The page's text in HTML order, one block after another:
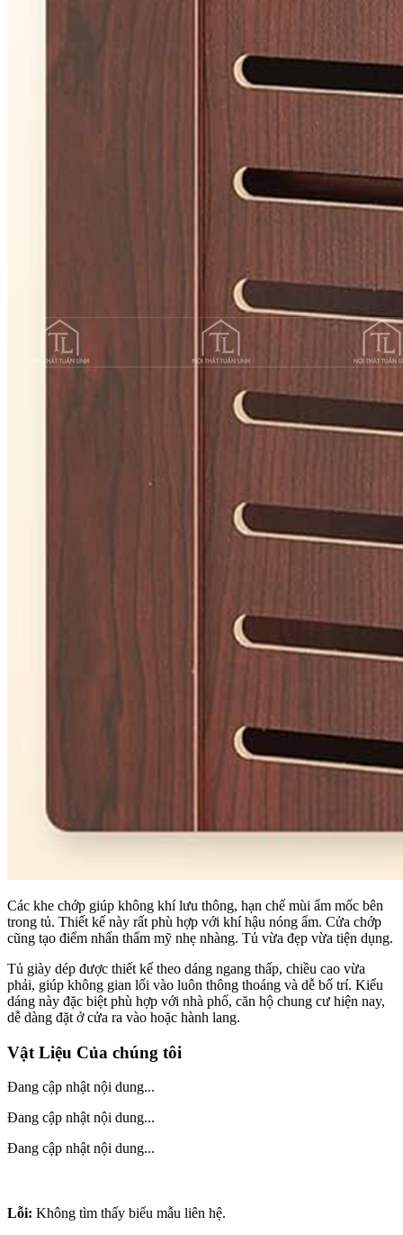
Các khe chớp giúp không khí lưu thông, hạn chế mùi ẩm mốc bên
trong tủ. Thiết kế này rất phù hợp với khí hậu nóng ẩm. Cửa chớp
cũng tạo điểm nhấn thẩm mỹ nhẹ nhàng. Tủ vừa đẹp vừa tiện dụng.
Tủ giày dép được thiết kế theo dáng ngang thấp, chiều cao vừa
phải, giúp không gian lối vào luôn thông thoáng và dễ bố trí. Kiểu
dáng này đặc biệt phù hợp với nhà phố, căn hộ chung cư hiện nay,
dễ dàng đặt ở cửa ra vào hoặc hành lang.
Vật Liệu Của chúng tôi
Đang cập nhật nội dung...
Đang cập nhật nội dung...
Đang cập nhật nội dung...
Lỗi: Không tìm thấy biểu mẫu liên hệ.